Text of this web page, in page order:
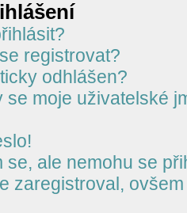
registrovat?
odhlášen?
se moje uživatelské
se, ale nemohu se
zaregistroval,